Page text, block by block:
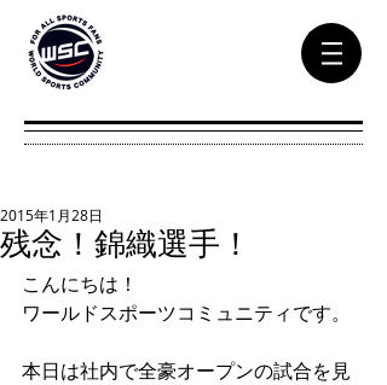
残念！錦織選手！
2015年1月28日
こんにちは！
ワールドスポーツコミュニティです。
本日は社内で全豪オープンの試合を見